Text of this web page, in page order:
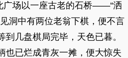
广场以一座古老的石桥——“洒
洞中有两位老翁下棋，便不言
几盘棋局完毕，天色已暮。
也已烂成青灰一摊，便大惊失